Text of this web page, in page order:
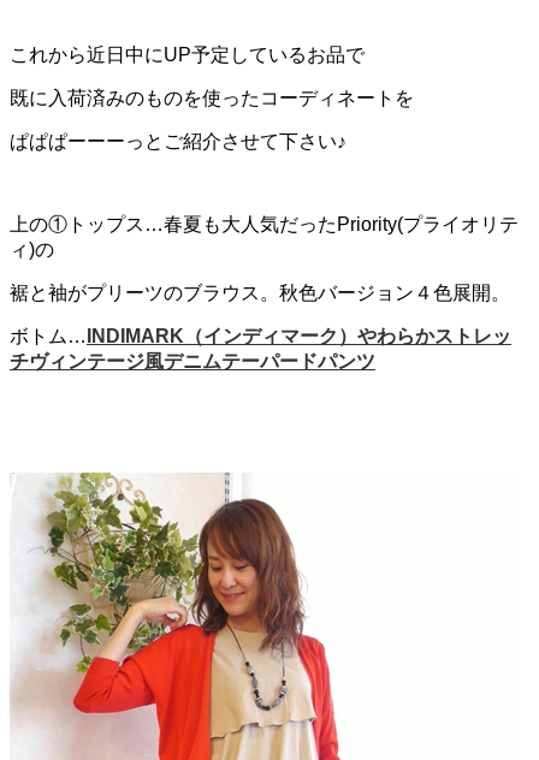
これから近日中にUP予定しているお品で
既に入荷済みのものを使ったコーディネートを
ぱぱぱーーーっとご紹介させて下さい♪
上の①トップス…春夏も大人気だったPriority(プライオリテ
ィ)の
裾と袖がプリーツのブラウス。秋色バージョン４色展開。
ボトム… INDIMARK（インディマーク）やわらかストレッ
チヴィンテージ風デニムテーパードパンツ